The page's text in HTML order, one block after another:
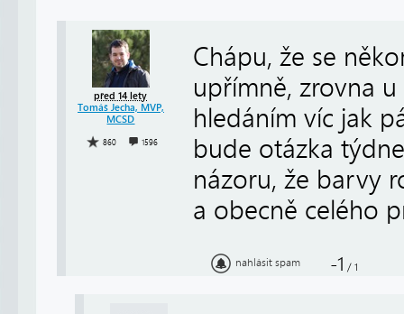
před 14 lety
Tomáš Jecha, MVP,
MCSD
860 1596
Chápu, že se
upřímně, zrovna
hledáním víc jak
bude otázka
názoru, že barvy
a obecně celého
nahlásit spam -1 / 1